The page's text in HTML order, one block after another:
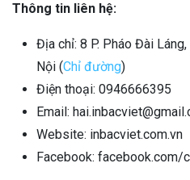
Thông tin liên hệ:
Địa chỉ: 8 P. Pháo Đài
Nội (Chỉ đường)
Điện thoại: 0946666395
Email:
Website: inbacviet.com.vn
Facebook: facebook.com/